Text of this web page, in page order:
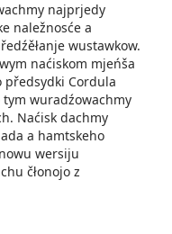
najprjedy
naležnosće a
wustawkow.
naćiskom mjeńša
předsydki Cordula
tym wuradźowachmy
Naćisk dachmy
a hamtskeho
wersiju
čłonojo z